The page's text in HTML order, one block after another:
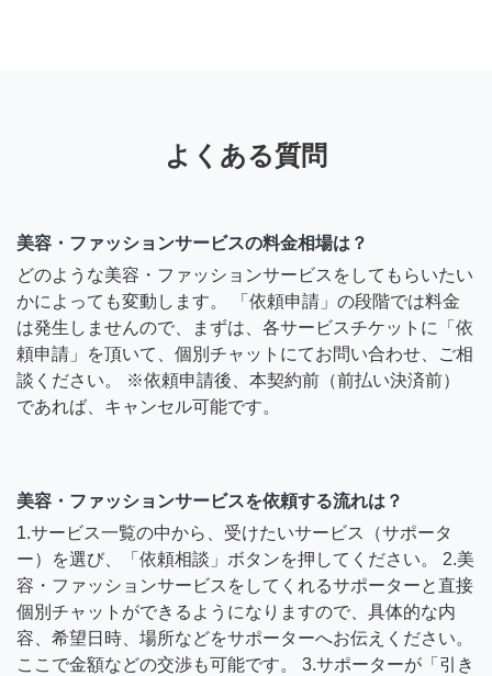
よくある質問
美容・ファッションサービスの料金相場は？
どのような美容・ファッションサービスをしてもらいたい
かによっても変動します。 「依頼申請」の段階では料金
は発生しませんので、まずは、各サービスチケットに「依
頼申請」を頂いて、個別チャットにてお問い合わせ、ご相
談ください。 ※依頼申請後、本契約前（前払い決済前）
であれば、キャンセル可能です。
美容・ファッションサービスを依頼する流れは？
1.サービス一覧の中から、受けたいサービス（サポータ
ー）を選び、「依頼相談」ボタンを押してください。 2.美
容・ファッションサービスをしてくれるサポーターと直接
個別チャットができるようになりますので、具体的な内
容、希望日時、場所などをサポーターへお伝えください。
ここで金額などの交渉も可能です。 3.サポーターが「引き